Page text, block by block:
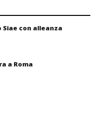
Siae con alleanza
a Roma